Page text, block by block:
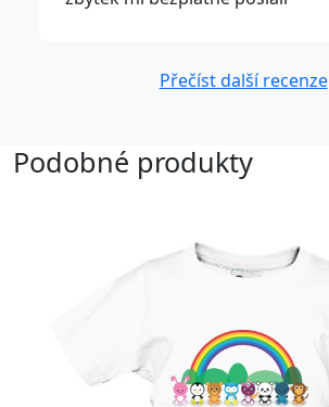
Přečíst další recenze
Podobné produkty
Upravitelný text